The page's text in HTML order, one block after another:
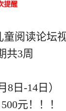
提醒
童阅读论坛
共3周
8日-14日）
元！！！